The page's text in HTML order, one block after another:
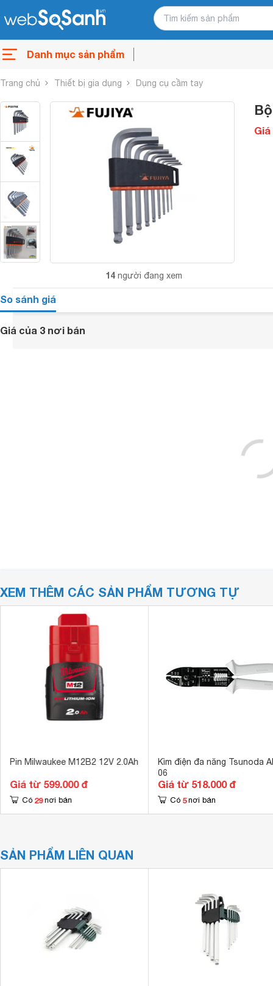
Danh mục sản phẩm
Trang chủ Thiết bị gia dụng Dụng cụ cầm tay
14 người đang xem
So sánh giá
Giá của 3 nơi bán
XEM THÊM CÁC SẢN PHẨM TƯƠNG TỰ
Pin Milwaukee M12B2 12V 2.0Ah
Giá từ 599.000 đ
Có 29 nơi bán
Kìm điện đa năng Tsunoda
06
Giá từ 518.000 đ
Có 5 nơi bán
SẢN PHẨM LIÊN QUAN